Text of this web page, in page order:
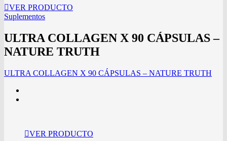
VER PRODUCTO
Suplementos
ULTRA COLLAGEN X 90 CÁPSULAS –
NATURE TRUTH
ULTRA COLLAGEN X 90 CÁPSULAS – NATURE TRUTH
VER PRODUCTO